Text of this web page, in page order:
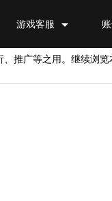
游戏客服
、推广等之用。继续浏